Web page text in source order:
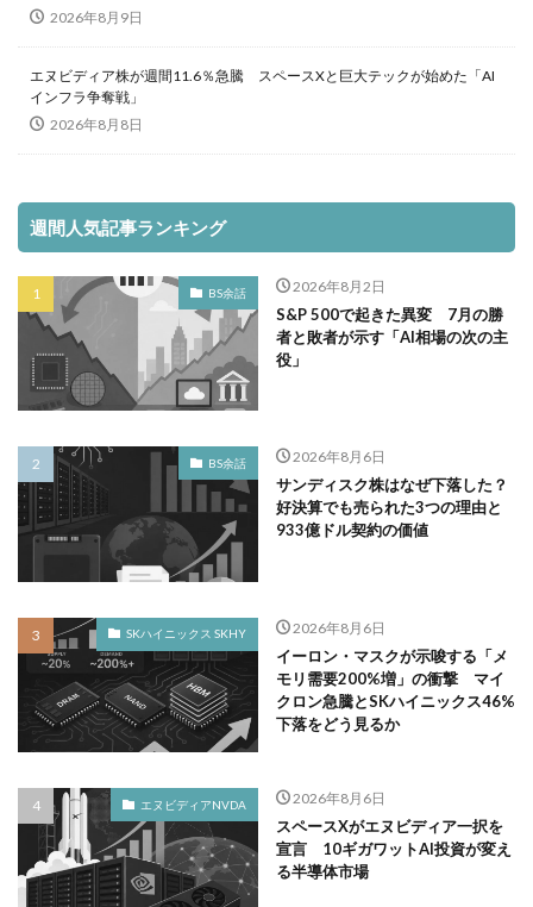
2026年8月9日
エヌビディア株が週間11.6％急騰 スペースXと巨大テックが始めた「AI
インフラ争奪戦」
2026年8月8日
週間人気記事ランキング
BS余話 2026年8月2日
S&P 500で起きた異変 7月の勝
者と敗者が示す「AI相場の次の主
役」
BS余話 2026年8月6日
サンディスク株はなぜ下落した？
好決算でも売られた3つの理由と
933億ドル契約の価値
SKハイニックス SKHY 2026年8月6日
イーロン・マスクが示唆する「メ
モリ需要200%増」の衝撃 マイ
クロン急騰とSKハイニックス46%
下落をどう見るか
エヌビディアNVDA 2026年8月6日
スペースXがエヌビディア一択を
宣言 10ギガワットAI投資が変え
る半導体市場